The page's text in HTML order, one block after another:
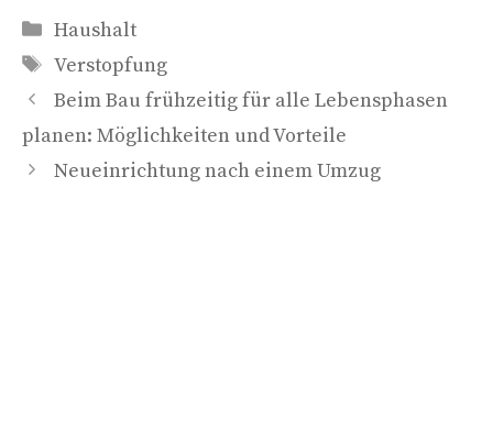
Kategorien
Haushalt
Schlagwörter
Verstopfung
Beim Bau frühzeitig für alle Lebensphasen
planen: Möglichkeiten und Vorteile
Neueinrichtung nach einem Umzug